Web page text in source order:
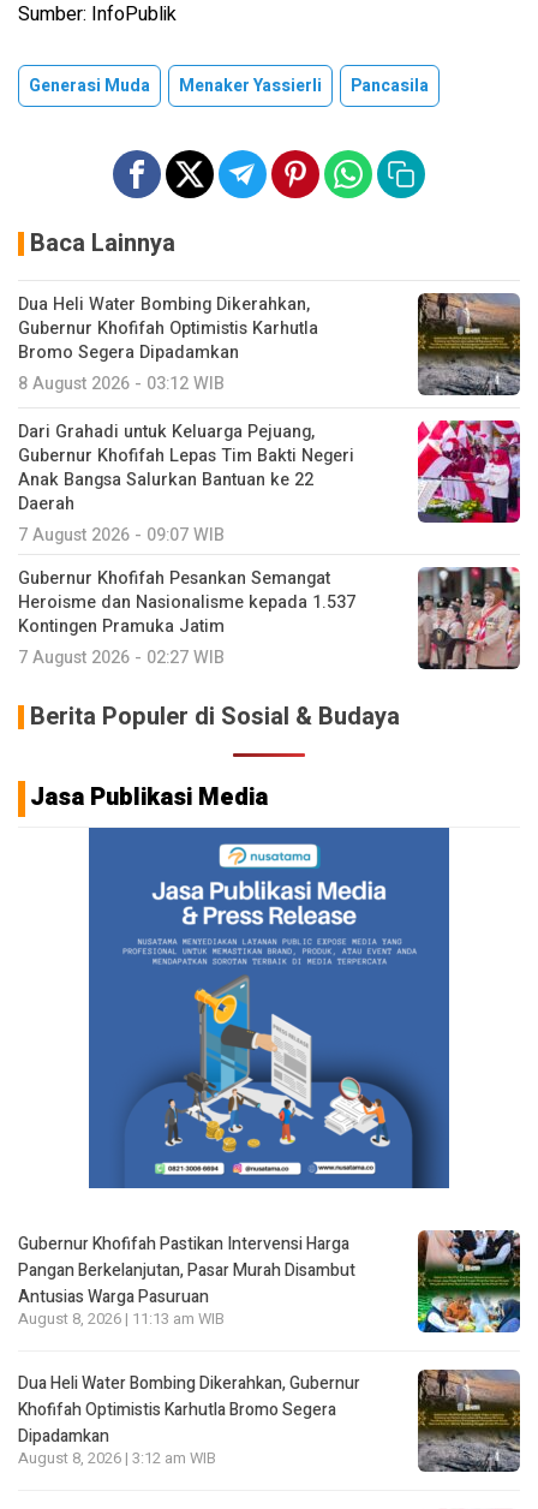
Sumber: InfoPublik
Generasi Muda Menaker Yassierli Pancasila
Baca Lainnya
Dua Heli Water Bombing Dikerahkan,
Gubernur Khofifah Optimistis Karhutla
Bromo Segera Dipadamkan
8 August 2026 - 03:12 WIB
Dari Grahadi untuk Keluarga Pejuang,
Gubernur Khofifah Lepas Tim Bakti Negeri
Anak Bangsa Salurkan Bantuan ke 22
Daerah
7 August 2026 - 09:07 WIB
Gubernur Khofifah Pesankan Semangat
Heroisme dan Nasionalisme kepada 1.537
Kontingen Pramuka Jatim
7 August 2026 - 02:27 WIB
Berita Populer di Sosial & Budaya
Jasa Publikasi Media
Gubernur Khofifah Pastikan Intervensi Harga
Pangan Berkelanjutan, Pasar Murah Disambut
Antusias Warga Pasuruan
August 8, 2026 | 11:13 am WIB
Dua Heli Water Bombing Dikerahkan, Gubernur
Khofifah Optimistis Karhutla Bromo Segera
Dipadamkan
August 8, 2026 | 3:12 am WIB